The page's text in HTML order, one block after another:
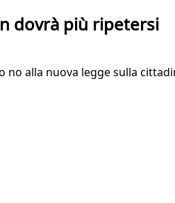
dovrà più ripetersi
alla nuova legge sulla